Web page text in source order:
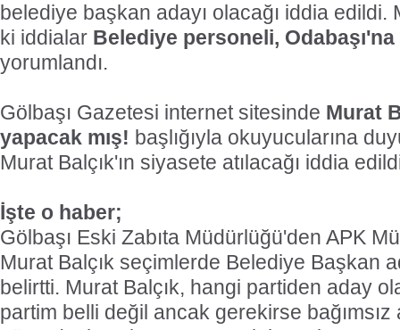
belediye başkan adayı olacağı iddia edildi.
ki iddialar Belediye personeli, Odabaşı'na
yorumlandı.
Gölbaşı Gazetesi internet sitesinde Murat
yapacak mış! başlığıyla okuyucularına
Murat Balçık'ın siyasete atılacağı iddia
İşte o haber;
Gölbaşı Eski Zabıta Müdürlüğü'den APK
Murat Balçık seçimlerde Belediye Başkan
belirtti. Murat Balçık, hangi partiden aday
partim belli değil ancak gerekirse bağımsız